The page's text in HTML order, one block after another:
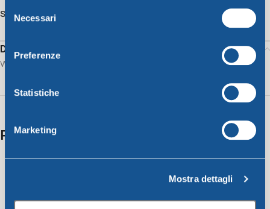
delNecessari
Preferenze
Statistiche
Marketing
Mostra dettagli
Share:
Description
Water glass cc.330 – assorted colors
Related products